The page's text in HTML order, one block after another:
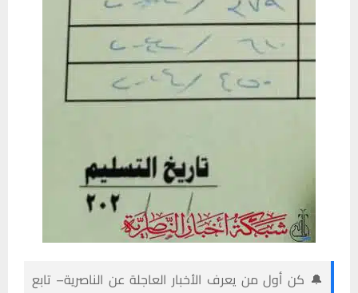
🔔 كن أول من يعرف الأخبار العاجلة عن الناصرية– تابع